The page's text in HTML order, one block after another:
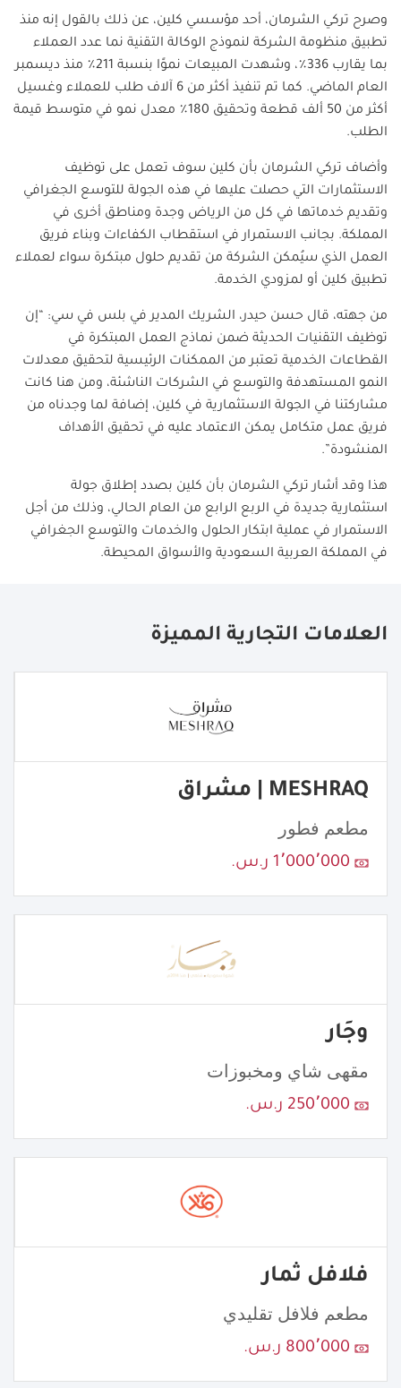
وصرح تركي الشرمان، أحد مؤسسي كلين، عن ذلك بالقول إنه منذ
تطبيق منظومة الشركة لنموذج الوكالة التقنية نما عدد العملاء
بما يقارب 336٪، وشهدت المبيعات نموًا بنسبة 211٪ منذ ديسمبر
العام الماضي. كما تم تنفيذ أكثر من 6 آلاف طلب للعملاء وغسيل
أكثر من 50 ألف قطعة وتحقيق 180٪ معدل نمو في متوسط قيمة
الطلب.
وأضاف تركي الشرمان بأن كلين سوف تعمل على توظيف
الاستثمارات التي حصلت عليها في هذه الجولة للتوسع الجغرافي
وتقديم خدماتها في كل من الرياض وجدة ومناطق أخرى في
المملكة. بجانب الاستمرار في استقطاب الكفاءات وبناء فريق
العمل الذي سيُمكن الشركة من تقديم حلول مبتكرة سواء لعملاء
تطبيق كلين أو لمزودي الخدمة.
من جهته، قال حسن حيدر، الشريك المدير في بلس في سي: “إن
توظيف التقنيات الحديثة ضمن نماذج العمل المبتكرة في
القطاعات الخدمية تعتبر من الممكنات الرئيسية لتحقيق معدلات
النمو المستهدفة والتوسع في الشركات الناشئة، ومن هنا كانت
مشاركتنا في الجولة الاستثمارية في كلين، إضافة لما وجدناه من
فريق عمل متكامل يمكن الاعتماد عليه في تحقيق الأهداف
المنشودة”.
هذا وقد أشار تركي الشرمان بأن كلين بصدد إطلاق جولة
استثمارية جديدة في الربع الرابع من العام الحالي، وذلك من أجل
الاستمرار في عملية ابتكار الحلول والخدمات والتوسع الجغرافي
في المملكة العربية السعودية والأسواق المحيطة.
العلامات التجارية المميزة
MESHRAQ | مشراق
مطعم فطور
1٬000٬000 ر.س.
وجَار
مقهى شاي ومخبوزات
250٬000 ر.س.
فلافل ثمار
مطعم فلافل تقليدي
800٬000 ر.س.